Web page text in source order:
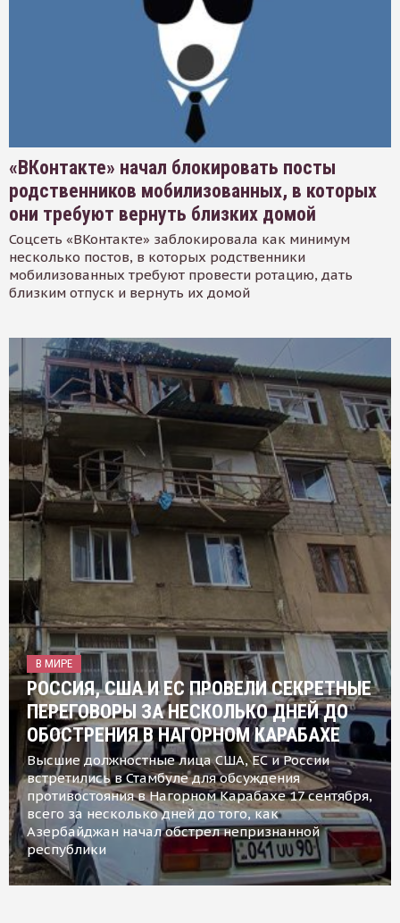
«ВКонтакте» начал блокировать посты
родственников мобилизованных, в которых
они требуют вернуть близких домой
Соцсеть «ВКонтакте» заблокировала как минимум
несколько постов, в которых родственники
мобилизованных требуют провести ротацию, дать
близким отпуск и вернуть их домой
В МИРЕ
РОССИЯ, США И ЕС ПРОВЕЛИ СЕКРЕТНЫЕ
ПЕРЕГОВОРЫ ЗА НЕСКОЛЬКО ДНЕЙ ДО
ОБОСТРЕНИЯ В НАГОРНОМ КАРАБАХЕ
Высшие должностные лица США, ЕС и России
встретились в Стамбуле для обсуждения
противостояния в Нагорном Карабахе 17 сентября,
всего за несколько дней до того, как
Азербайджан начал обстрел непризнанной
республики